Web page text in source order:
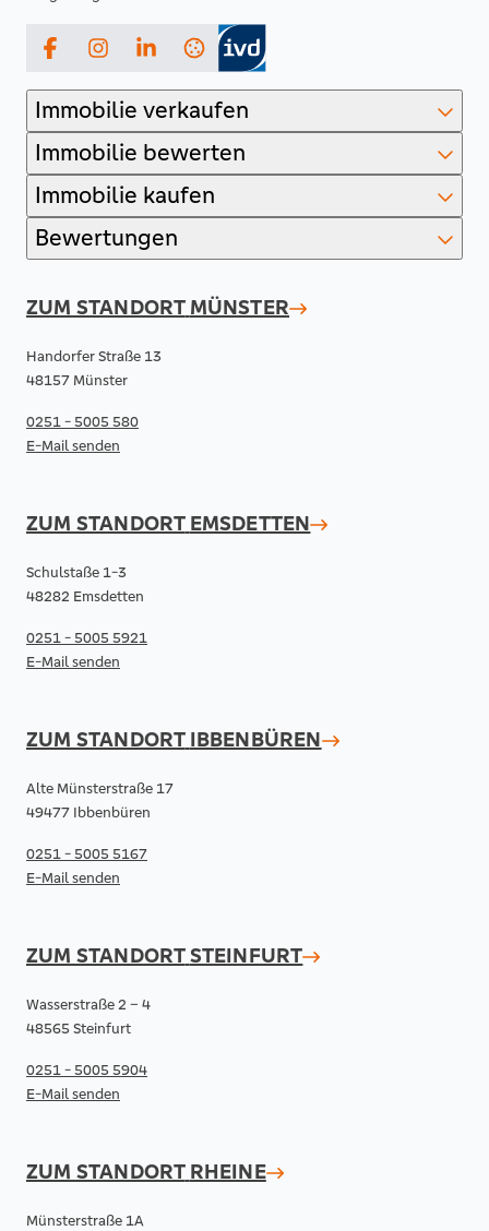
FacebookInstagramLinkedIn
Immobilie verkaufen
Immobilie bewerten
Immobilie kaufen
Bewertungen
ZUM STANDORT MÜNSTER
Handorfer Straße 13
48157 Münster
0251 - 5005 580
E-Mail senden
ZUM STANDORT EMSDETTEN
Schulstaße 1-3
48282 Emsdetten
0251 - 5005 5921
E-Mail senden
ZUM STANDORT IBBENBÜREN
Alte Münsterstraße 17
49477 Ibbenbüren
0251 - 5005 5167
E-Mail senden
ZUM STANDORTSTEINFURT
Wasserstraße 2 – 4
48565 Steinfurt
0251 - 5005 5904
E-Mail senden
ZUM STANDORT RHEINE
Münsterstraße 1A